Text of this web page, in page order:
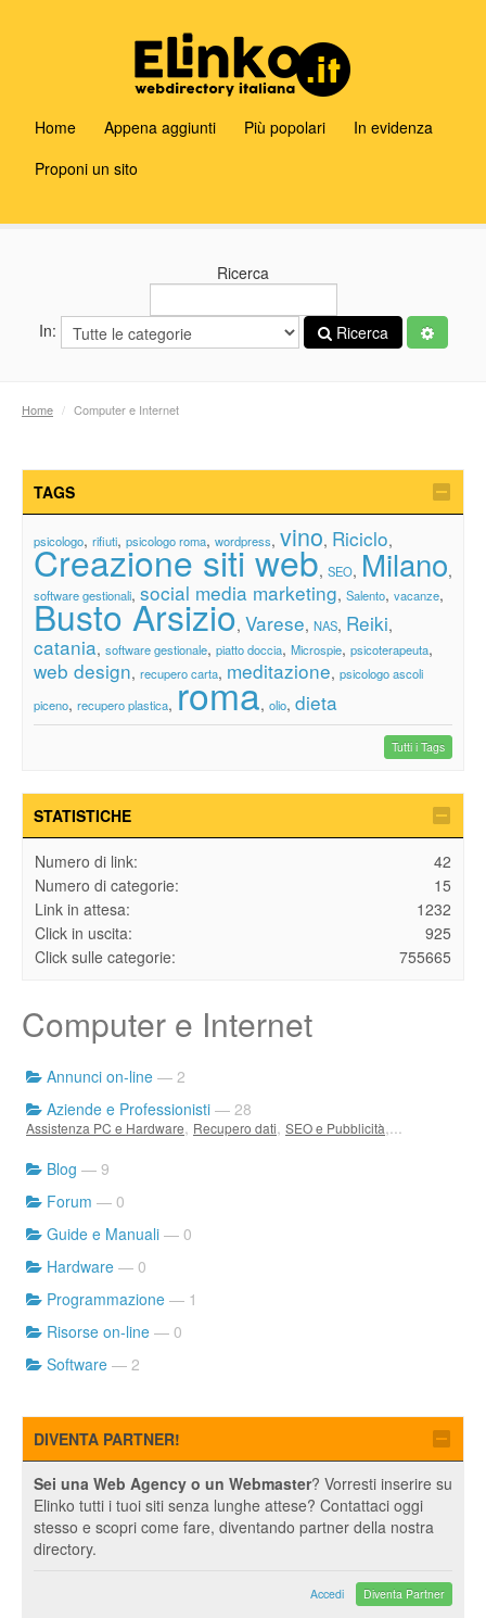
Home Appena aggiunti Più popolari
In evidenza
Proponi un sito
Ricerca
In: Ricerca
Home / Computer e Internet
TAGS
psicologo, rifiuti, psicologo roma, wordpress, vino, Riciclo,
Creazione siti web, SEO, Milano,
software gestionali, social media marketing, Salento, vacanze,
Busto Arsizio, Varese, NAS, Reiki,
catania, software gestionale, piatto doccia, Microspie, psicoterapeuta,
web design, recupero carta, meditazione, psicologo ascoli
piceno, recupero plastica, roma, olio, dieta
Tutti i Tags
STATISTICHE
Numero di link:
42
Numero di categorie:
15
Link in attesa:
1232
Click in uscita:
925
Click sulle categorie:
755665
Computer e Internet
Annunci on-line — 2
Aziende e Professionisti — 28
Assistenza PC e Hardware, Recupero dati, SEO e Pubblicità,...
Blog — 9
Forum — 0
Guide e Manuali — 0
Hardware — 0
Programmazione — 1
Risorse on-line — 0
Software — 2
DIVENTA PARTNER!
Sei una Web Agency o un Webmaster? Vorresti inserire su
Elinko tutti i tuoi siti senza lunghe attese? Contattaci oggi
stesso e scopri come fare, diventando partner della nostra
directory.
Accedi Diventa Partner